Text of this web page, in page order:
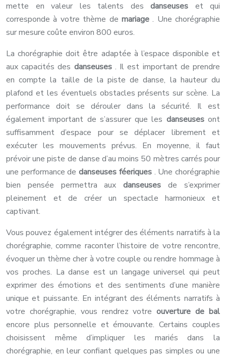
mette en valeur les talents des danseuses et qui
corresponde à votre thème de mariage. Une chorégraphie
sur mesure coûte environ 800 euros.
La chorégraphie doit être adaptée à l’espace disponible et
aux capacités des danseuses . Il est important de prendre
en compte la taille de la piste de danse, la hauteur du
plafond et les éventuels obstacles présents sur scène. La
performance doit se dérouler dans la sécurité. Il est
également important de s’assurer que les danseusesont
suffisamment d’espace pour se déplacer librement et
exécuter les mouvements prévus. En moyenne, il faut
prévoir une piste de danse d’au moins 50 mètres carrés pour
une performance dedanseuses féeriques . Une chorégraphie
bien pensée permettra auxdanseusesde s’exprimer
pleinement et de créer un spectacle harmonieux et
captivant.
Vous pouvez également intégrer des éléments narratifs à la
chorégraphie, comme raconter l’histoire de votre rencontre,
évoquer un thème cher à votre couple ou rendre hommage à
vos proches. La danse est un langage universel qui peut
exprimer des émotions et des sentiments d’une manière
unique et puissante. En intégrant des éléments narratifs à
votre chorégraphie, vous rendrez votreouverture de bal
encore plus personnelle et émouvante. Certains couples
choisissent même d’impliquer les mariés dans la
chorégraphie, en leur confiant quelques pas simples ou une